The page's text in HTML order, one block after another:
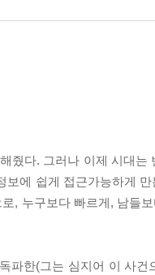
줬다. 그러나 이제 시대
에 쉽게 접근가능하게
, 누구보다 빠르게, 남들
한(그는 심지어 이 사